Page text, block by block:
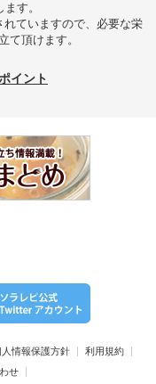
す。
ていますので、必要な栄
て頂けます。
イント
人情報保護方針
利用規約
せ